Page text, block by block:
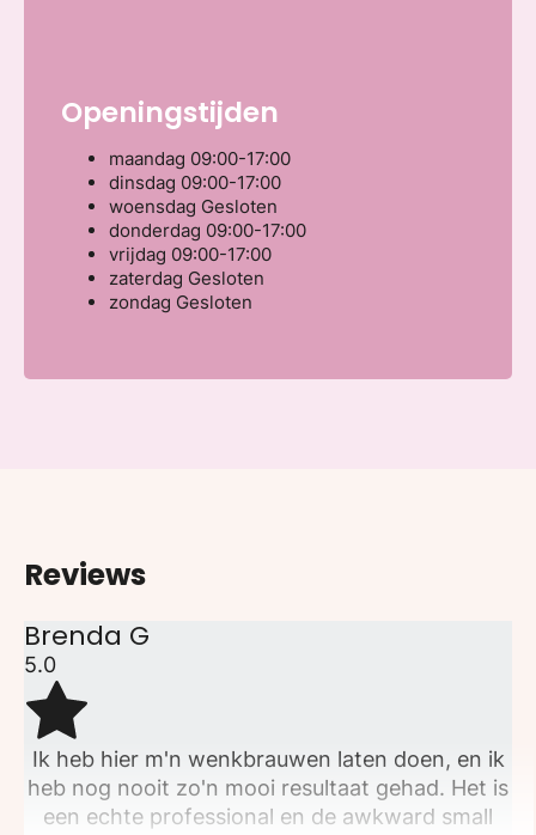
Openingstijden
maandag 09:00-17:00
dinsdag 09:00-17:00
woensdag Gesloten
donderdag 09:00-17:00
vrijdag 09:00-17:00
zaterdag Gesloten
zondag Gesloten
Reviews
Brenda G
5.0
Ik heb hier m'n wenkbrauwen laten doen, en ik
heb nog nooit zo'n mooi resultaat gehad. Het is
een echte professional en de awkward small